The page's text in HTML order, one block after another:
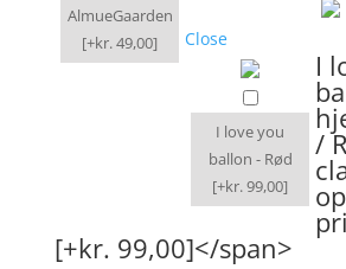
AlmueGaarden
[+kr. 49,00]
Close
I love you
ballon - Rød
[+kr. 99,00]
I
/
[+kr. 99,00]</span>